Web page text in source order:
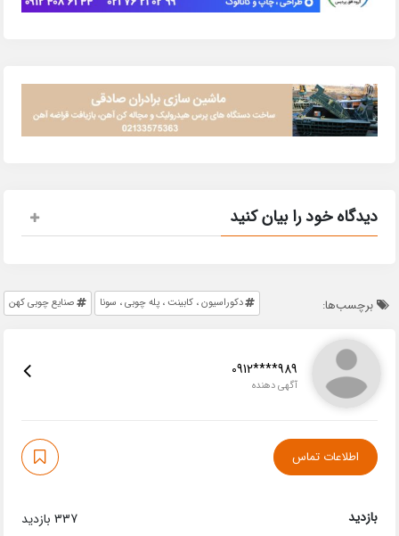
دیدگاه خود را بیان کنید
برچسب‌ها: دکوراسیون ، کابینت ، پله چوبی ، سونا صنایع چوبی کهن
0912****989
آگهی دهنده
اطلاعات تماس
بازدید 337 بازدید